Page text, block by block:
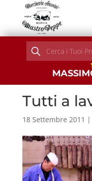
Products
search
Tutti a
18 Settembre 2011 |